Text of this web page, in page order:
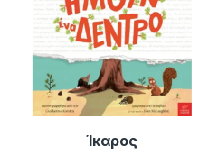
Ίκαρος